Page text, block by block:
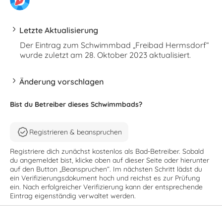
Letzte Aktualisierung
Der Eintrag zum Schwimmbad „Freibad Hermsdorf“
wurde zuletzt am 28. Oktober 2023 aktualisiert.
Änderung vorschlagen
Bist du Betreiber dieses Schwimmbads?
Registrieren & beanspruchen
Registriere dich zunächst kostenlos als Bad-Betreiber. Sobald
du angemeldet bist, klicke oben auf dieser Seite oder hierunter
auf den Button „Beanspruchen“. Im nächsten Schritt lädst du
ein Verifizierungsdokument hoch und reichst es zur Prüfung
ein. Nach erfolgreicher Verifizierung kann der entsprechende
Eintrag eigenständig verwaltet werden.